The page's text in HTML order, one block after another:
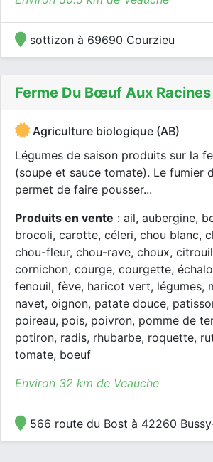
sottizon à 69690 Courzieu
Ferme Du Bœuf Aux Racines
Agriculture biologique (AB)
Légumes de saison produits sur la
(soupe et sauce tomate). Le fumier
permet de faire pousser...
Produits en vente : ail, aubergine,
brocoli, carotte, céleri, chou blanc,
chou-fleur, chou-rave, choux,
cornichon, courge, courgette,
fenouil, fève, haricot vert, légumes,
navet, oignon, patate douce,
poireau, pois, poivron, pomme de
potiron, radis, rhubarbe, roquette,
tomate, boeuf
Environ 32 km de Veauche
566 route du Bost à 42260